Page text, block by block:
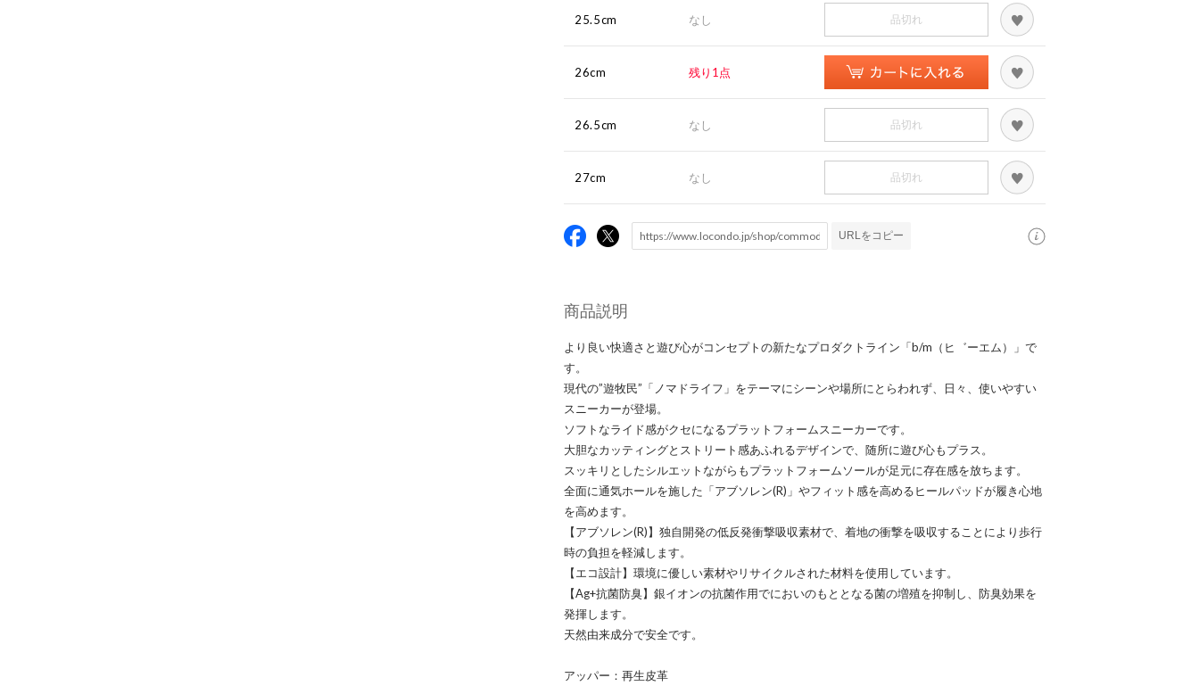
25.5cm なし 品切れ
26cm 残り1点
26.5cm なし 品切れ
27cm なし 品切れ
URLをコピー
商品説明
より良い快適さと遊び心がコンセプトの新たなプロダクトライン「b/m（ヒ゛ーエム）」で
す。
現代の”遊牧民”「ノマドライフ」をテーマにシーンや場所にとらわれず、日々、使いやすい
スニーカーが登場。
ソフトなライド感がクセになるプラットフォームスニーカーです。
大胆なカッティングとストリート感あふれるデザインで、随所に遊び心もプラス。
スッキリとしたシルエットながらもプラットフォームソールが足元に存在感を放ちます。
全面に通気ホールを施した「アブソレン(R)」やフィット感を高めるヒールパッドが履き心地
を高めます。
【アブソレン(R)】独自開発の低反発衝撃吸収素材で、着地の衝撃を吸収することにより歩行
時の負担を軽減します。
【エコ設計】環境に優しい素材やリサイクルされた材料を使用しています。
【Ag+抗菌防臭】銀イオンの抗菌作用でにおいのもととなる菌の増殖を抑制し、防臭効果を
発揮します。
天然由来成分で安全です。
アッパー：再生皮革